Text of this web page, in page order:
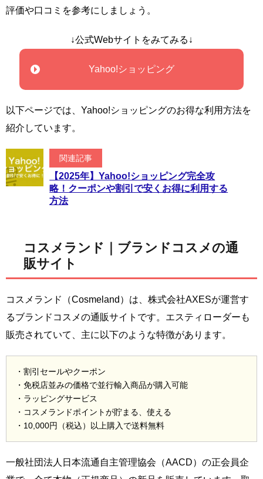
評価や口コミを参考にしましょう。
↓公式Webサイトをみてみる↓
Yahoo!ショッピング
以下ページでは、Yahoo!ショッピングのお得な利用方法を
紹介しています。
関連記事
【2025年】Yahoo!ショッピング完全攻
略！クーポンや割引で安くお得に利用する
方法
コスメランド｜ブランドコスメの通
販サイト
コスメランド（Cosmeland）は、株式会社AXESが運営す
るブランドコスメの通販サイトです。エスティローダーも
販売されていて、主に以下のような特徴があります。
・割引セールやクーポン
・免税店並みの価格で並行輸入商品が購入可能
・ラッピングサービス
・コスメランドポイントが貯まる、使える
・10,000円（税込）以上購入で送料無料
一般社団法人日本流通自主管理協会（AACD）の正会員企